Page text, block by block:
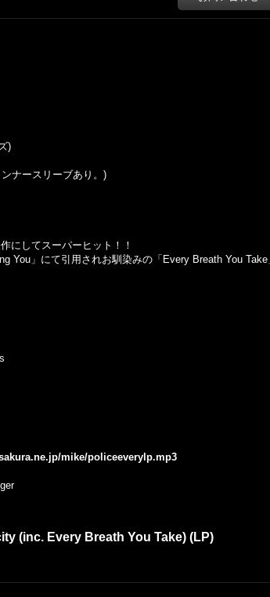
)
ナースリーブあり。)
にしてスーパーヒット！！
You」にて引用されお馴染みの「Every Breath You Take
mike/policeeverylp.mp3
(inc. Every Breath You Take) (LP)